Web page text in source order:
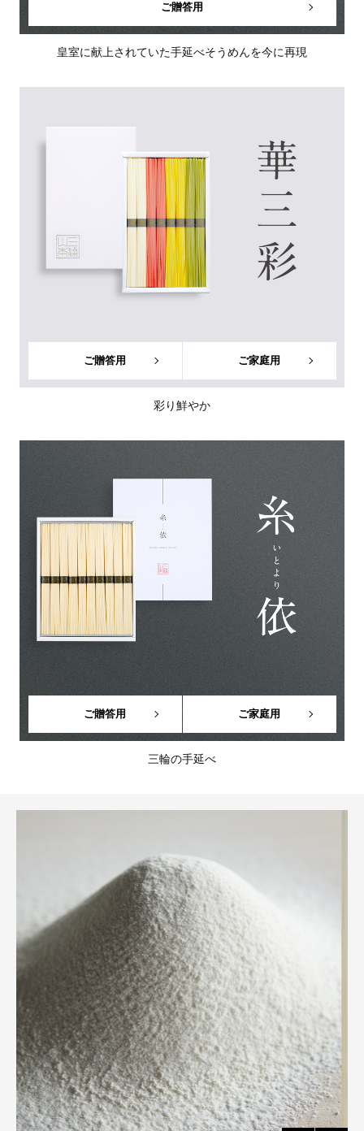
ご贈答用
皇室に献上されていた手延べそうめんを今に再現
ご贈答用 ご家庭用
彩り鮮やか
ご贈答用 ご家庭用
三輪の手延べ